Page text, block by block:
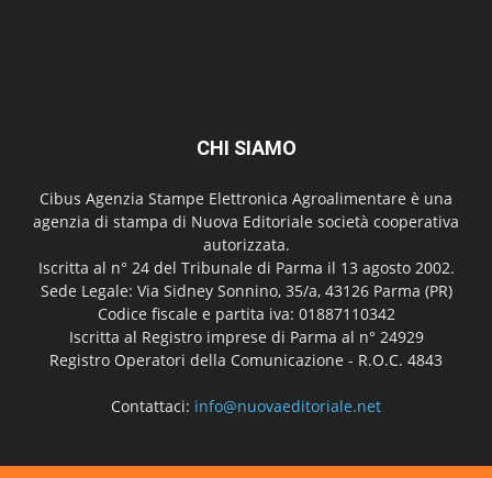
CHI SIAMO
Cibus Agenzia Stampe Elettronica Agroalimentare è una
agenzia di stampa di Nuova Editoriale società cooperativa
autorizzata.
Iscritta al n° 24 del Tribunale di Parma il 13 agosto 2002.
Sede Legale: Via Sidney Sonnino, 35/a, 43126 Parma (PR)
Codice fiscale e partita iva: 01887110342
Iscritta al Registro imprese di Parma al n° 24929
Registro Operatori della Comunicazione - R.O.C. 4843
Contattaci: info@nuovaeditoriale.net